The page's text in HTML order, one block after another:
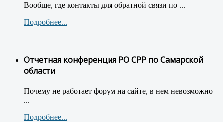
Вообще, где контакты для обратной связи по ...
Подробнее...
Отчетная конференция РО СРР по Самарской
области
Почему не работает форум на сайте, в нем невозможно
...
Подробнее...